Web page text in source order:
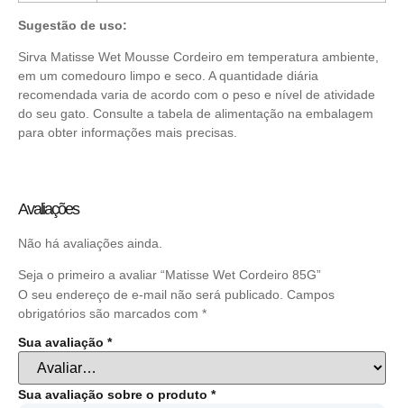
Sugestão de uso:
Sirva Matisse Wet Mousse Cordeiro em temperatura ambiente,
em um comedouro limpo e seco. A quantidade diária
recomendada varia de acordo com o peso e nível de atividade
do seu gato. Consulte a tabela de alimentação na embalagem
para obter informações mais precisas.
Avaliações
Não há avaliações ainda.
Seja o primeiro a avaliar “Matisse Wet Cordeiro 85G”
O seu endereço de e-mail não será publicado. Campos
obrigatórios são marcados com *
Sua avaliação *
Sua avaliação sobre o produto *